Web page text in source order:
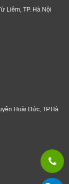
Liêm, TP. Hà Nội
Hoài Đức, TP.Hà